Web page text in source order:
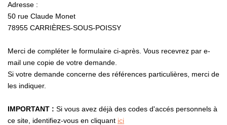
Nos Partenaires
Adresse :
50 rue Claude Monet
78955 CARRIÈRES-SOUS-POISSY
Merci de compléter le formulaire ci-après. Vous recevrez par e-
mail une copie de votre demande.
Si votre demande concerne des références particulières, merci de
les indiquer.
IMPORTANT : Si vous avez déjà des codes d'accés personnels à
ce site, identifiez-vous en cliquant ici